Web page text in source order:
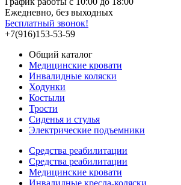
Ежедневно, без выходных
Бесплатный звонок!
+7(916)153-53-59
Общий каталог
Медицинские кровати
Инвалидные коляски
Ходунки
Костыли
Трости
Сиденья и стулья
Электрические подъемники
Средства реабилитации
Средства реабилитации
Медицинские кровати
Инвалидные кресла-коляски